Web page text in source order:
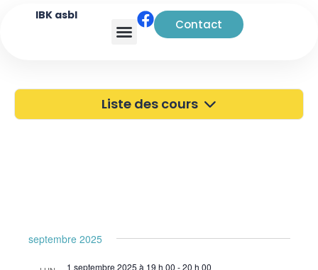
IBK asbl
Contact
Liste des cours
septembre 2025
1 septembre 2025 à 19 h 00 -20 h 00